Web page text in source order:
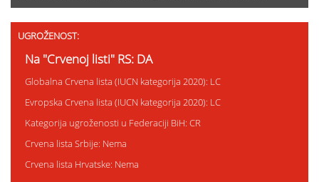
UGROŽENOST:
Na "Crvenoj listi" RS: DA
Globalna Crvena lista (IUCN kategorija 2020): LC
Evropska Crvena lista (IUCN kategorija 2020): LC
Kategorija ugroženosti u Federaciji BiH: CR
Crvena lista Srbije: Nema
Crvena lista Hrvatske: Nema